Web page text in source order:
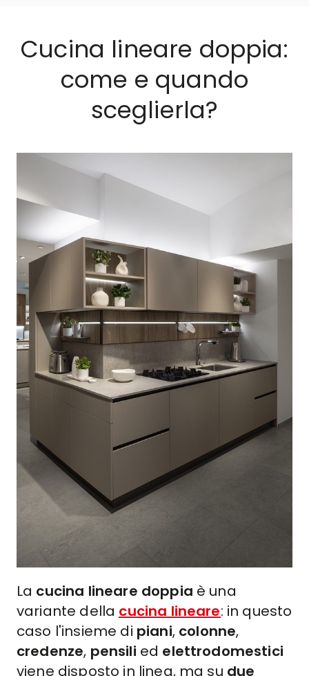
Cucina lineare doppia:
come e quando
sceglierla?
La cucina lineare doppia è una
variante della cucina lineare: in questo
caso l'insieme di piani, colonne,
credenze, pensili ed elettrodomestici
viene disposto in linea, ma su due